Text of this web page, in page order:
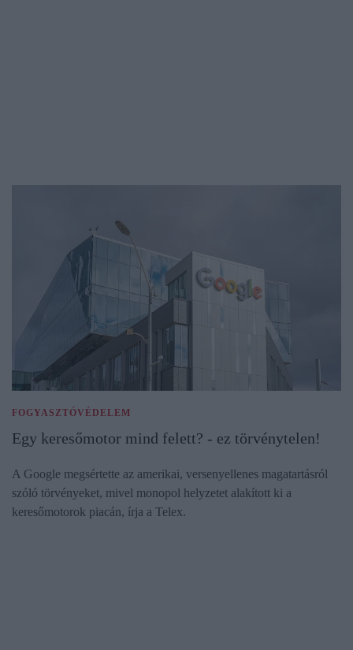
FOGYASZTÓVÉDELEM
Egy keresőmotor mind felett? - ez törvénytelen!
A Google megsértette az amerikai, versenyellenes magatartásról
szóló törvényeket, mivel monopol helyzetet alakított ki a
keresőmotorok piacán, írja a Telex.